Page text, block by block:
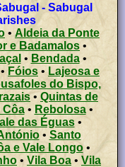
- Sabugal
• Aldeia da Ponte
e Badamalos •
• Bendada•
• Fóios • Lajeosa e
do Bispo,
• Quintas de
Côa• Rebolosa•
das Éguas•
• Santo
e Vale Longo•
• Vila Boa • Vila